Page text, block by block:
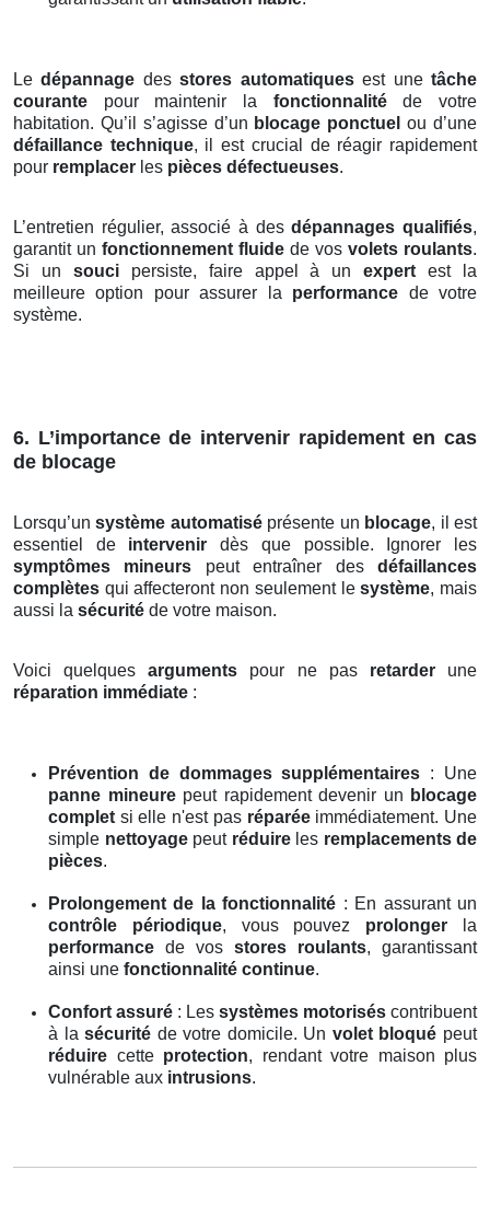
Ledépannage desstores automatiquesest unetâche
courante pour maintenir la fonctionnalitéde votre
habitation. Qu’il s’agisse d’un blocage ponctuel ou d’une
défaillance technique, il est crucial de réagir rapidement
pour remplacer les pièces défectueuses.
L’entretien régulier, associé à desdépannages qualifiés,
garantit un fonctionnement fluide de vos volets roulants.
Si un soucipersiste, faire appel à unexpert est la
meilleure option pour assurer la performance de votre
système.
6. L’importance de intervenir rapidement en cas
de blocage
Lorsqu’unsystème automatiséprésente un blocage, il est
essentiel de intervenir dès que possible. Ignorer les
symptômes mineurs peut entraîner desdéfaillances
complètes qui affecteront non seulement lesystème, mais
aussi la sécurité de votre maison.
Voici quelquesarguments pour ne pas retarderune
réparation immédiate :
Prévention de dommages supplémentaires : Une
panne mineurepeut rapidement devenir un blocage
complet si elle n'est pas réparéeimmédiatement. Une
simple nettoyagepeut réduireles remplacements de
pièces.
Prolongement de la fonctionnalité : En assurant un
contrôle périodique, vous pouvez prolonger la
performance de vos stores roulants, garantissant
ainsi une fonctionnalité continue.
Confort assuré : Les systèmes motorisés contribuent
à lasécurité de votre domicile. Un volet bloqué peut
réduire cette protection, rendant votre maison plus
vulnérable aux intrusions.